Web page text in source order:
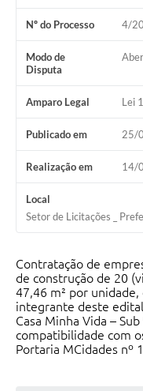
Nº do Processo 4/
Modo de
Disputa
Amparo Legal Lei
Publicado em 25/
Realização em 14/
Local
Setor de Licitações _
Contratação de
de construção de 20
47,46 m² por
integrante deste
Casa Minha Vida –
compatibilidade com
Portaria MCidades nº